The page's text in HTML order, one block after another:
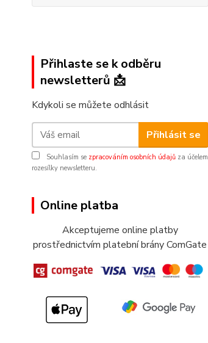
Přihlaste se k odběru
newsletterů 📩
Kdykoli se můžete odhlásit
Přihlásit se
Souhlasím se zpracováním osobních údajů za účelem
rozesílky newsletteru.
Online platba
Akceptujeme online platby
prostřednictvím platební brány ComGate